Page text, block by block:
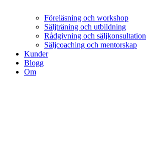
Föreläsning och workshop
Säljträning och utbildning
Rådgivning och säljkonsultation
Säljcoaching och mentorskap
Kunder
Blogg
Om